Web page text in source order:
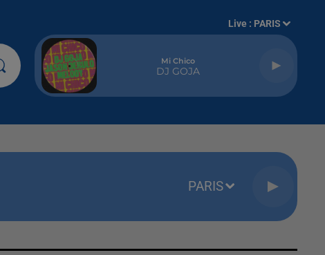
Live : PARIS
Mi Chico
DJ GOJA
PARIS